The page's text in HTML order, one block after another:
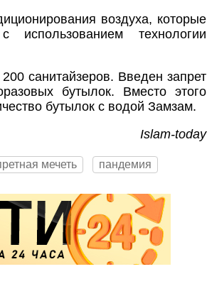
воздуха, которые
технологии
санитайзеров. Введен запрет
бутылок. Вместо этого
бутылок с водой Замзам.
Islam-today
мечеть пандемия